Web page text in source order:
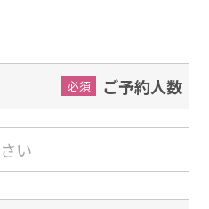
ご予約人数
必須